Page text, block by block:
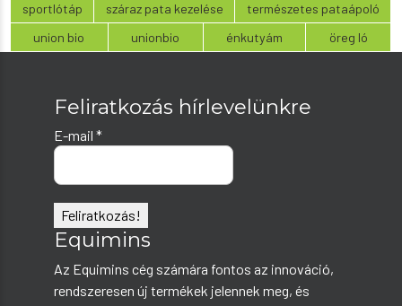
sportlótáp
száraz pata kezelése
természetes pataápoló
union bio
unionbio énkutyám öreg ló
Feliratkozás hírlevelünkre
E-mail *
Equimins
Az Equimins cég számára fontos az innováció,
rendszeresen új termékek jelennek meg, és